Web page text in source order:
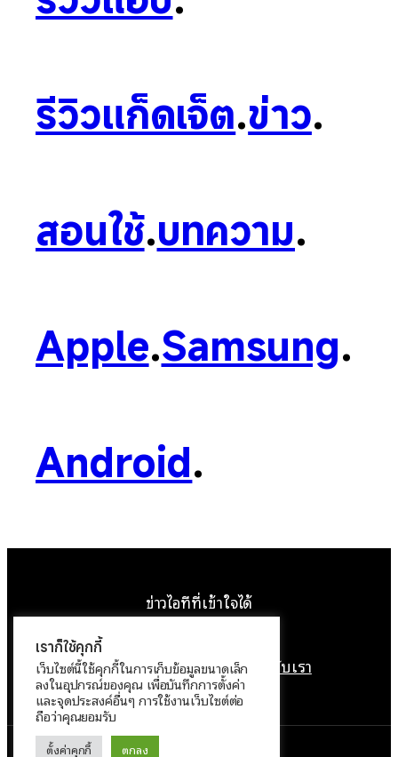
รีวิวแก็ดเจ็ต.ข่าว.
สอนใช้.บทความ.
Apple.Samsung.
Android.
ข่าวไอทีที่เข้าใจได้
หน้าแรกติดต่อเราลิขสิทธิ์เกี่ยวกับเรา
นโยบายข้อมูลส่วนบุคคล
เราก็ใช้คุกกี้
เว็บไซต์นี้ใช้คุกกี้ในการเก็บข้อมูลขนาดเล็ก
ลงในอุปกรณ์ของคุณ เพื่อบันทึกการตั้งค่า
และจุดประสงค์อื่นๆ การใช้งานเว็บไซต์ต่อ
ถือว่าคุณยอมรับ
ตั้งค่าคุกกี้ ตกลง